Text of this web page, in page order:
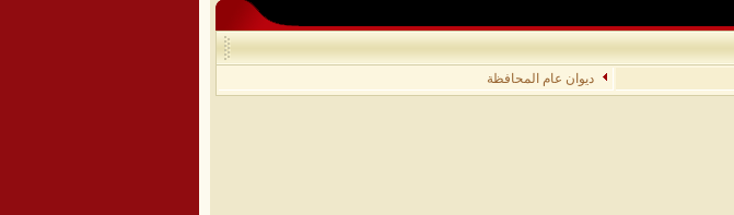
ديوان عام المحافظة